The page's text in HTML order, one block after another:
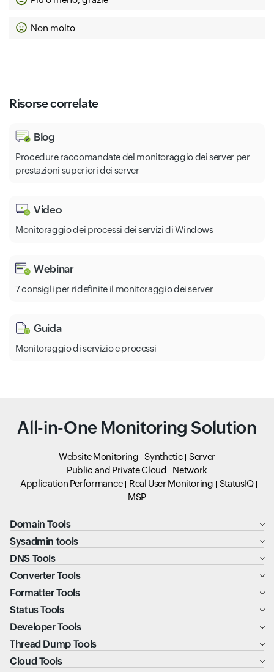
Non molto
Risorse correlate
Blog
Procedure raccomandate del monitoraggio dei server per
prestazioni superiori dei server
Video
Monitoraggio dei processi dei servizi di Windows
Webinar
7 consigli per ridefinite il monitoraggio dei server
Guida
Monitoraggio di servizio e processi
All-in-One Monitoring Solution
Website Monitoring Synthetic
Server
Public and Private Cloud
Network
Application Performance
Real User Monitoring
StatusIQ
MSP
Domain Tools
Sysadmin tools
DNS Tools
Converter Tools
Formatter Tools
Status Tools
Developer Tools
Thread Dump Tools
Cloud Tools